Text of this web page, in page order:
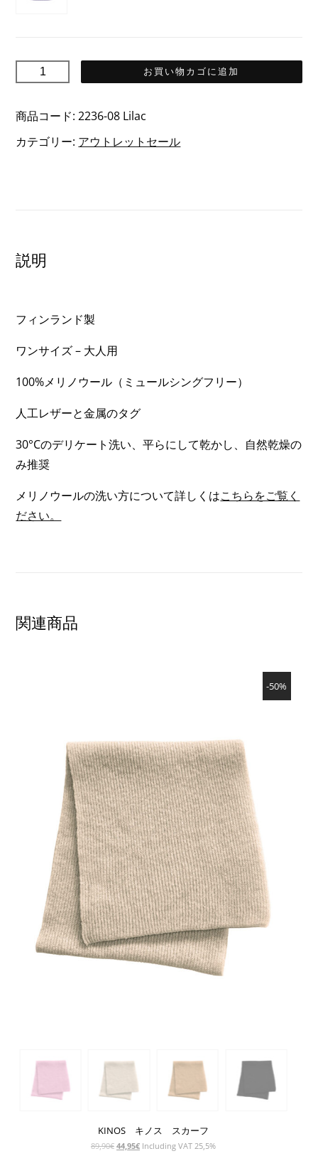
PALLAS
ラ
メ
ニ
キ
ャ
プ
個
お買い物カゴに追加
商品コード:2236-08 Lilac
カテゴリー: アウトレットセール
説明
フィンランド製
ワンサイズ – 大人用
100%メリノウール（ミュールシングフリー）
人工レザーと金属のタグ
30°Cのデリケート洗い、平らにして乾かし、自然乾燥の
み推奨
メリノウールの洗い方について詳しくはこちらをご覧く
ださい。
関連商品
-50%
KINOS キノス スカーフ
89,90€ 元
44,95€現Including VAT 25,5%